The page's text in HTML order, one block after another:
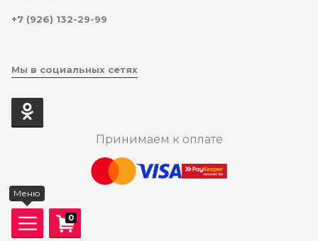
+7 (926) 132-29-99
Мы в социальных сетях
Принимаем к оплате
Меню
0